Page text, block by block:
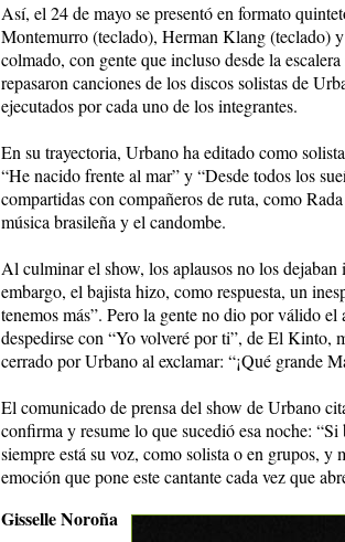
Así, el 24 de mayo se presentó en formato
Montemurro (teclado), Herman Klang (teclado)
colmado, con gente que incluso desde la
repasaron canciones de los discos solistas de
ejecutados por cada uno de los integrantes.
En su trayectoria, Urbano ha editado como
“He nacido frente al mar” y “Desde todos los
compartidas con compañeros de ruta, como
música brasileña y el candombe.
Al culminar el show, los aplausos no los
embargo, el bajista hizo, como respuesta, un
tenemos más”. Pero la gente no dio por válido
despedirse con “Yo volveré por ti”, de El Kinto,
cerrado por Urbano al exclamar: “¡Qué grande
El comunicado de prensa del show de Urbano
confirma y resume lo que sucedió esa noche:
siempre está su voz, como solista o en grupos,
emoción que pone este cantante cada vez que
Gisselle Noroña